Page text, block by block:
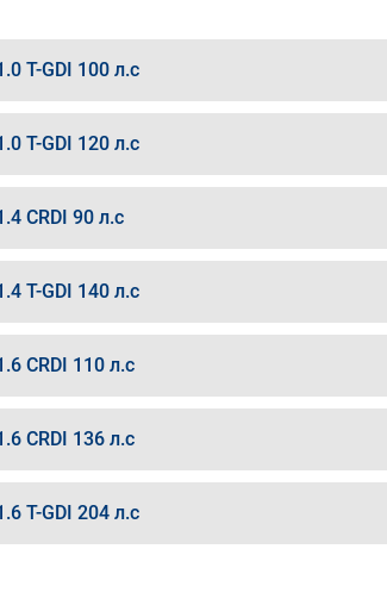
T-GDI 100 л.с
T-GDI 120 л.с
CRDI 90 л.с
T-GDI 140 л.с
CRDI 110 л.с
CRDI 136 л.с
T-GDI 204 л.с